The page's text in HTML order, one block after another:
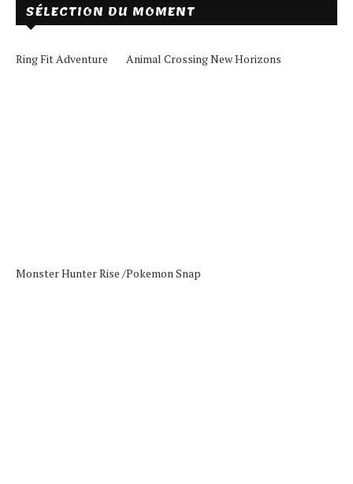
SÉLECTION DU MOMENT
Ring Fit Adventure Animal Crossing New Horizons
Monster Hunter Rise /Pokemon Snap